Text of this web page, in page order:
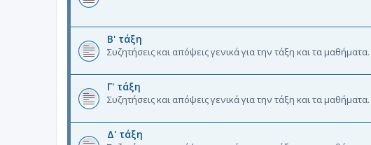
Β' τάξη
Συζητήσεις και απόψεις γενικά για την τάξη και τα μαθήματα.
Γ' τάξη
Συζητήσεις και απόψεις γενικά για την τάξη και τα μαθήματα.
Δ' τάξη